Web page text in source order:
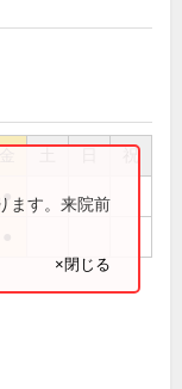
祝
●ます。来院前
×閉じる